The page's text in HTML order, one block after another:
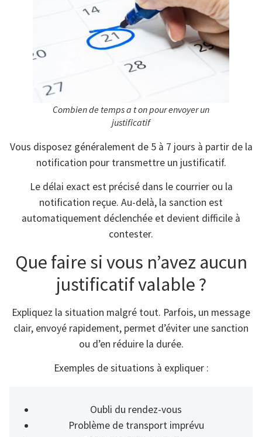
Combien de temps a t on pour envoyer un
justificatif
Vous disposez généralement de 5 à 7 jours à partir de la
notification pour transmettre un justificatif.
Le délai exact est précisé dans le courrier ou la
notification reçue. Au-delà, la sanction est
automatiquement déclenchée et devient difficile à
contester.
Que faire si vous n’avez aucun
justificatif valable ?
Expliquez la situation malgré tout. Parfois, un message
clair, envoyé rapidement, permet d’éviter une sanction
ou d’en réduire la durée.
Exemples de situations à expliquer :
Oubli du rendez-vous
Problème de transport imprévu